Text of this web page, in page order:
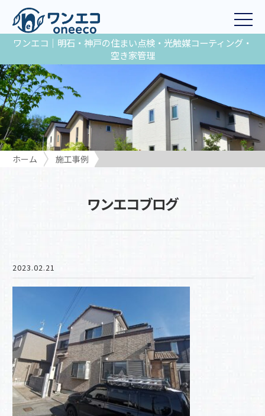
ワンエコ｜明石・神戸の住まい点検・光触媒コーティング・
空き家管理
ホーム 施工事例
ワンエコブログ
2023.02.21